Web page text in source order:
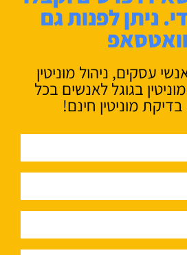
ניתן לפנות גם
עסקים, ניהול מוניטין
בגוגל לאנשים בכל
מוניטין חינם!